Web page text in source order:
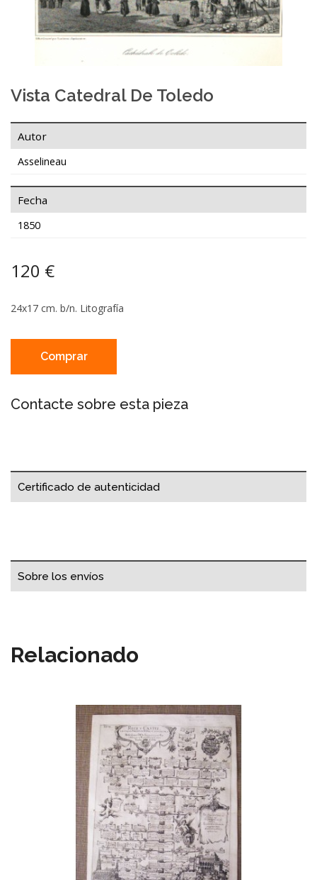
Vista Catedral De Toledo
Autor
Asselineau
Fecha
1850
120 €
24x17 cm. b/n. Litografía
Comprar
Contacte sobre esta pieza
Certificado de autenticidad
Sobre los envíos
Relacionado